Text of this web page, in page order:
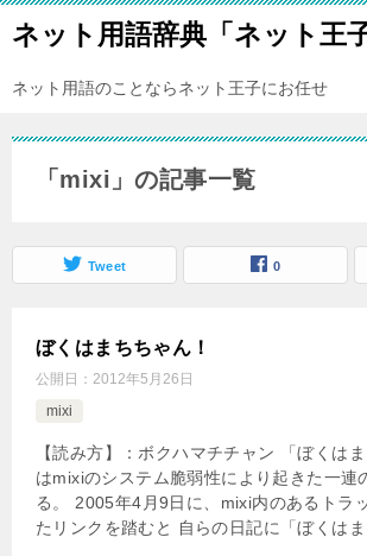
ネット用語辞典「ネット王子
ネット用語のことならネット王子にお任せ
「mixi」の記事一覧
Tweet 0
ぼくはまちちゃん！
公開日： 2012年5月26日
mixi
【読み方】：ボクハマチチャン 「ぼくは
はmixiのシステム脆弱性により起きた一連
る。 2005年4月9日に、mixi内のあるトラ
たリンクを踏むと 自らの日記に「ぼくは